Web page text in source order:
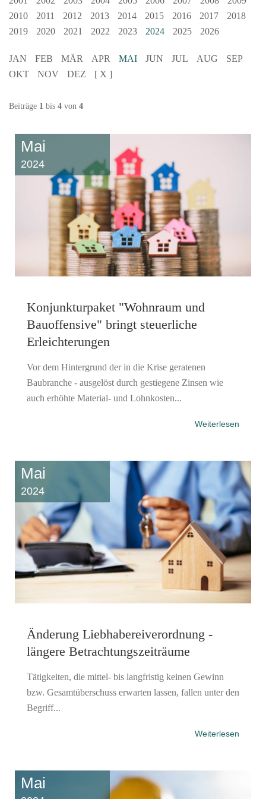
2010
2011 2012 2013 2014 2015 2016 2017
2018
2019
2020 2021 2022 2023 2024 2025 2026
JAN FEB MÄR APR MAI JUN JUL AUG
SEP
OKT
NOV DEZ [ X ]
Beiträge 1 bis 4 von 4
Mai
2024
Konjunkturpaket "Wohnraum und
Bauoffensive" bringt steuerliche
Erleichterungen
Vor dem Hintergrund der in die Krise geratenen
Baubranche - ausgelöst durch gestiegene Zinsen wie
auch erhöhte Material- und Lohnkosten...
Weiterlesen
Mai
2024
Änderung Liebhabereiverordnung -
längere Betrachtungszeiträume
Tätigkeiten, die mittel- bis langfristig keinen Gewinn
bzw. Gesamtüberschuss erwarten lassen, fallen unter den
Begriff...
Weiterlesen
Mai